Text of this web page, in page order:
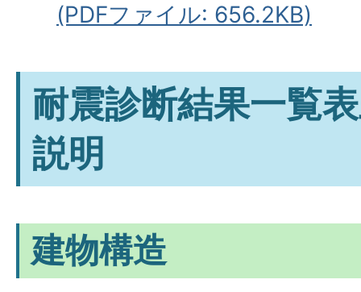
(PDFファイル: 656.2KB)
耐震診断結果一覧
説明
建物構造